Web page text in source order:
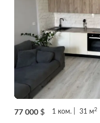
77 000 $ 1 ком. 31 м 2